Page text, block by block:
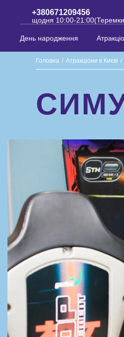
+380671209456
щодня 10:00-
День народження
Головна / Атракціони в Києві /